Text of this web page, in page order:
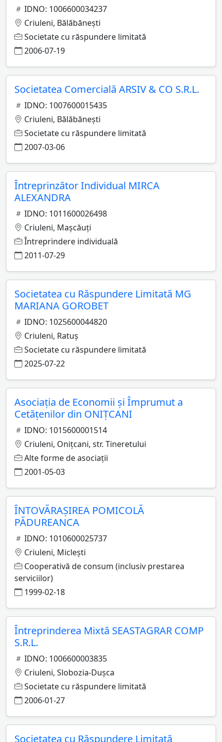
IDNO: 1006600034237
Criuleni, Bălăbăneşti
Societate cu răspundere limitată
2006-07-19
Societatea Comercială ARSIV & CO S.R.L.
IDNO: 1007600015435
Criuleni, Bălăbăneşti
Societate cu răspundere limitată
2007-03-06
Întreprinzător Individual MIRCA
ALEXANDRA
IDNO: 1011600026498
Criuleni, Maşcăuţi
Întreprindere individuală
2011-07-29
Societatea cu Răspundere Limitată MG
MARIANA GOROBET
IDNO: 1025600044820
Criuleni, Ratuş
Societate cu răspundere limitată
2025-07-22
Asociaţia de Economii şi Împrumut a
Cetăţenilor din ONIŢCANI
IDNO: 1015600001514
Criuleni, Oniţcani, str. Tineretului
Alte forme de asociaţii
2001-05-03
ÎNTOVĂRAŞIREA POMICOLĂ
PĂDUREANCA
IDNO: 1010600025737
Criuleni, Micleşti
Cooperativă de consum (inclusiv prestarea
serviciilor)
1999-02-18
Întreprinderea Mixtă SEASTAGRAR COMP
S.R.L.
IDNO: 1006600003835
Criuleni, Slobozia-Duşca
Societate cu răspundere limitată
2006-01-27
Societatea cu Răspundere Limitată